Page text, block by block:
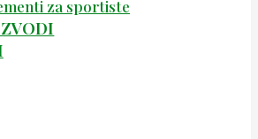
za sportiste